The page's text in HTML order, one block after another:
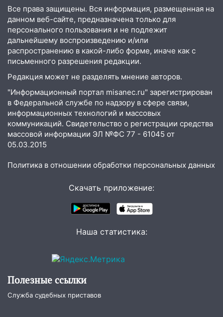
прочность
05.08.2026
22:58 Соцсети: на проспекте Тюленева
ДТП с мотоциклистом
20:22 Мошенники обманули 92-летнюю
жительницу Ульяновской области
19:14 Житель Ульяновской области
подвез троих незнакомцев на трассе и
заработал уголовное дело
18:14
Прогноз погоды на 6 августа в
Ульяновской области
18:00
Мотофристайл, рок и силовой
большой фестиваль «Наше время»
Где есть бензин в Ульяновске 5
августа после рабочего дня: список АЗС
«Обыск» по видеосвязи: в
сообщницу мошенников
16:12 Едва не перерезал горло: в
Вешкайме посиделки с судимым
знакомым закончились для женщины
Все права защищены. Вся информация, размещенная на
данном веб-сайте, предназначена только для
персонального пользования и не подлежит
дальнейшему воспроизведению и/или
распространению в какой-либо форме, иначе как с
письменного разрешения редакции.
Редакция может не разделять мнение авторов.
"Информационный портал misanec.ru" зарегистрирован
в Федеральной службе по надзору в сфере связи,
информационных технологий и массовых
коммуникаций. Свидетельство о регистрации средства
массовой информации ЭЛ №ФС 77 - 61045 от
05.03.2015
Политика в отношении обработки персональных данных
Скачать приложение:
Наша статистика:
Полезные ссылки
Служба судебных приставов